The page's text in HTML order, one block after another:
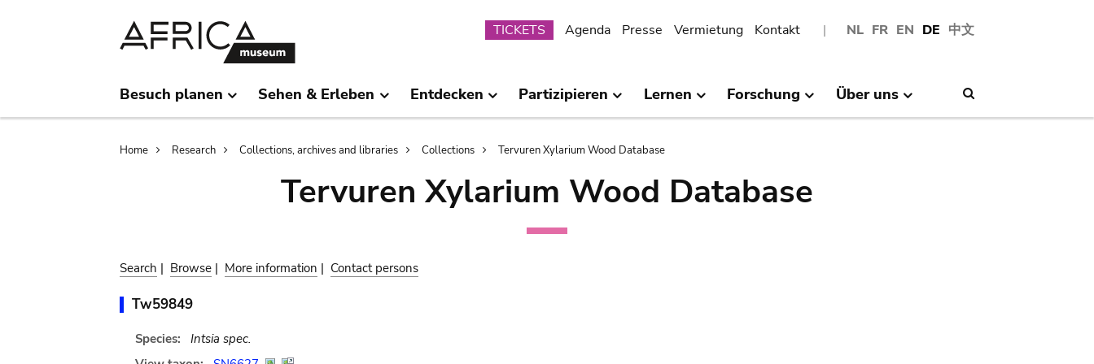
NL FR EN DE 中文
Submenu
TICKETS Agenda Presse Vermietung Kontakt
Besuch planen Sehen & Erleben Entdecken Partizipieren Lernen Forschung Über uns
Breadcrumb
Home Research Collections, archives and libraries Collections Tervuren Xylarium Wood Database
Tervuren Xylarium Wood Database
Search | Browse | More information | Contact persons
Tw59849
Species:
Intsia spec.